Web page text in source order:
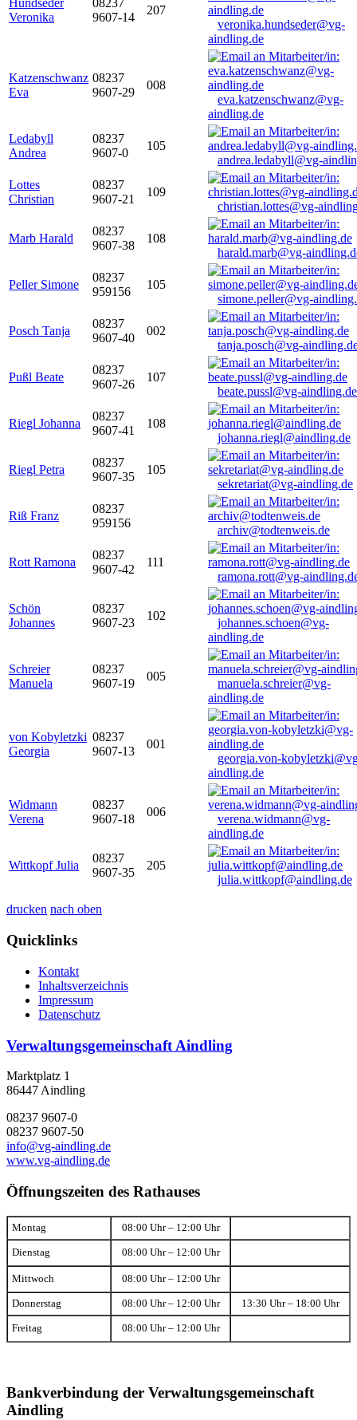
Hundseder
Veronika
08237
9607-14
207
veronika.hundseder@vg-
aindling.de
Katzenschwanz
Eva
08237
9607-29
008
eva.katzenschwanz@vg-
aindling.de
Ledabyll
Andrea
08237
9607-0
105
andrea.ledabyll@vg-
Lottes
Christian
08237
9607-21
109
christian.lottes@vg-
Marb Harald
08237
9607-38
108
harald.marb@vg-
Peller Simone
08237
959156
105
simone.peller@vg-
Posch Tanja
08237
9607-40
002
tanja.posch@vg-
Pußl Beate
08237
9607-26
107
beate.pussl@vg-aindling.de
Riegl Johanna
08237
9607-41
108
johanna.riegl@aindling.de
Riegl Petra
08237
9607-35
105
sekretariat@vg-aindling.de
Riß Franz
08237
959156
archiv@todtenweis.de
Rott Ramona
08237
9607-42
111
ramona.rott@vg-
Schön
Johannes
08237
9607-23
102
johannes.schoen@vg-
aindling.de
Schreier
Manuela
08237
9607-19
005
manuela.schreier@vg-
aindling.de
von Kobyletzki
Georgia
08237
9607-13
001
georgia.von-
aindling.de
Widmann
Verena
08237
9607-18
006
verena.widmann@vg-
aindling.de
Wittkopf Julia
08237
9607-35
205
julia.wittkopf@aindling.de
drucken nach oben
Quicklinks
Kontakt
Inhaltsverzeichnis
Impressum
Datenschutz
Verwaltungsgemeinschaft Aindling
Marktplatz 1
86447 Aindling
08237 9607-0
08237 9607-50
info@vg-aindling.de
www.vg-aindling.de
Öffnungszeiten des Rathauses
Montag 08:00 Uhr – 12:00 Uhr
Dienstag 08:00 Uhr – 12:00 Uhr
Mittwoch 08:00 Uhr – 12:00 Uhr
Donnerstag 08:00 Uhr – 12:00 Uhr 13:30 Uhr – 18:00 Uhr
Freitag 08:00 Uhr – 12:00 Uhr
Bankverbindung der Verwaltungsgemeinschaft
Aindling